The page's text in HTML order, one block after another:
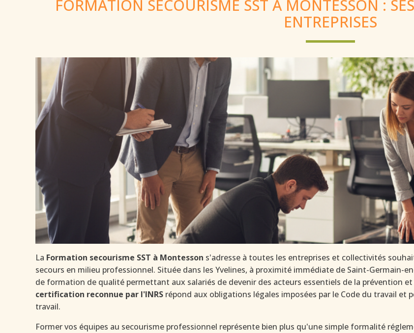
FORMATION SECOURISME SST À MONTESSON :
ENTREPRISES
La Formation secourisme SST à Montesson s'adresse à toutes les entreprises et collectivités
secours en milieu professionnel. Située dans les Yvelines, à proximité immédiate de Saint-Germain-
de formation de qualité permettant aux salariés de devenir des acteurs essentiels de la prévention
certification reconnue par l'INRS répond aux obligations légales imposées par le Code du travail
travail.
Former vos équipes au secourisme professionnel représente bien plus qu'une simple formalité